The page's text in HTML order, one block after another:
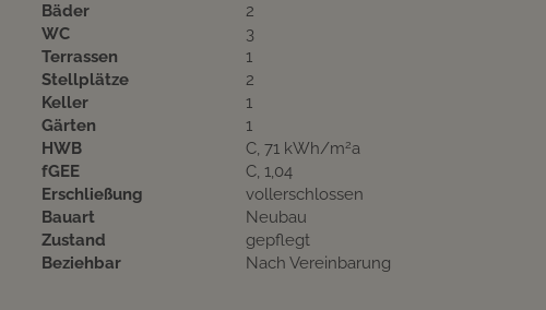
Bäder
2
WC
3
Terrassen
1
Stellplätze
2
Keller
1
Gärten
1
HWB
C, 71 kWh/m2a
fGEE
C, 1,04
Erschließung
vollerschlossen
Bauart
Neubau
Zustand
gepflegt
Beziehbar
Nach Vereinbarung